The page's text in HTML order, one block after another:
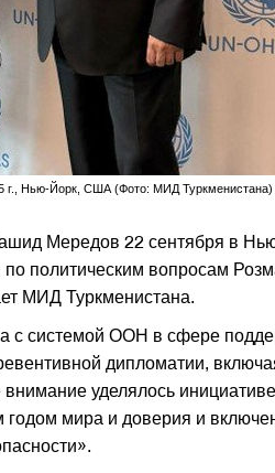
г., Нью-Йорк, США (Фото: МИД Туркменистана)
Мередов 22 сентября в
политическим вопросам
МИД Туркменистана.
с системой ООН в сфере
дипломатии,
уделялось
мира и доверия и